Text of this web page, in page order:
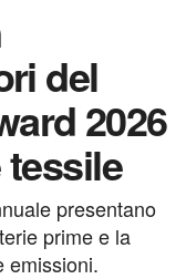
del
2026
presentano
prime e la
emissioni.